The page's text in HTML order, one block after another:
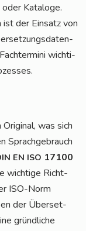
Kata­lo­ge.
der Ein­satz von
wich­ti­
was sich
Sprach­ge­brauch
EN ISO 17100
wich­ti­ge Richt­
ISO-Norm
der Über­set­
gründ­li­che